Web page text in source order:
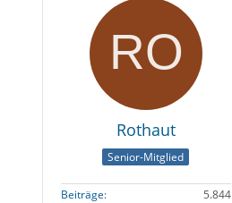
Rothaut
Senior-Mitglied
Beiträge
5.844